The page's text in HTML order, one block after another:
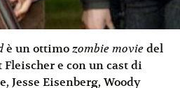
è un ottimo zombie movie del
Fleischer e con un cast di
Jesse Eisenberg, Woody